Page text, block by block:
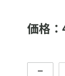
価格
－